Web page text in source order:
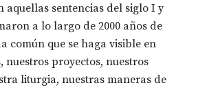
aquellas sentencias del siglo I y
a lo largo de 2000 años de
común que se haga visible en
nuestros proyectos, nuestros
liturgia, nuestras maneras de